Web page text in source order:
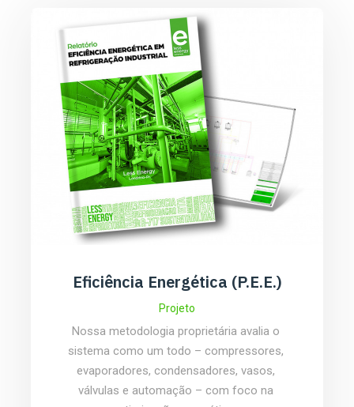
Eficiência Energética (P.E.E.)
Projeto
Nossa metodologia proprietária avalia o
sistema como um todo – compressores,
evaporadores, condensadores, vasos,
válvulas e automação – com foco na